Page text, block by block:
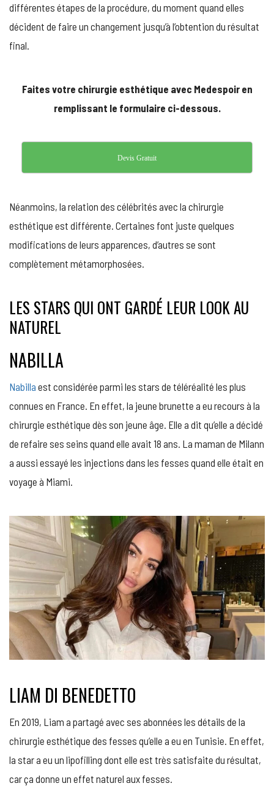
différentes étapes de la procédure, du moment quand elles
décident de faire un changement jusqu’à l’obtention du résultat
final.
Faites votre chirurgie esthétique avec Medespoir en
remplissant le formulaire ci-dessous.
Devis Gratuit
Néanmoins, la relation des célébrités avec la chirurgie
esthétique est différente. Certaines font juste quelques
modifications de leurs apparences, d’autres se sont
complètement métamorphosées.
LES STARS QUI ONT GARDÉ LEUR LOOK AU
NATUREL
NABILLA
Nabilla est considérée parmi les stars de téléréalité les plus
connues en France. En effet, la jeune brunette a eu recours à la
chirurgie esthétique dès son jeune âge. Elle a dit qu’elle a décidé
de refaire ses seins quand elle avait 18 ans. La maman de Milann
a aussi essayé les injections dans les fesses quand elle était en
voyage à Miami.
LIAM DI BENEDETTO
En 2019, Liam a partagé avec ses abonnées les détails de la
chirurgie esthétique des fesses qu’elle a eu en Tunisie. En effet,
la star a eu un lipofilling dont elle est très satisfaite du résultat,
car ça donne un effet naturel aux fesses.